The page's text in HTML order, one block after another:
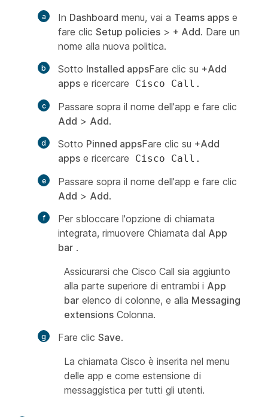
In Dashboard menu, vai a Teams apps e
fare clic Setup policies > + Add. Dare un
nome alla nuova politica.
Sotto Installed appsFare clic su +Add
apps e ricercare Cisco Call.
Passare sopra il nome dell'app e fare clic
Add > Add.
Sotto Pinned appsFare clic su +Add
apps e ricercare Cisco Call.
Passare sopra il nome dell'app e fare clic
Add > Add.
Per sbloccare l'opzione di chiamata
integrata, rimuovere Chiamata dal App
bar .
Assicurarsi che Cisco Call sia aggiunto
alla parte superiore di entrambi i App
bar elenco di colonne, e alla Messaging
extensions Colonna.
Fare clic Save.
La chiamata Cisco è inserita nel menu
delle app e come estensione di
messaggistica per tutti gli utenti.